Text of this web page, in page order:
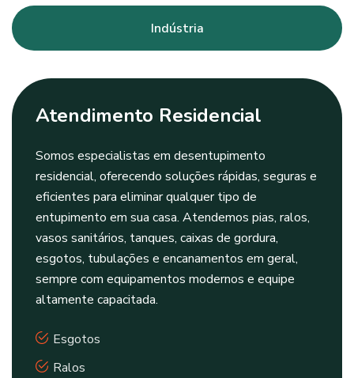
Indústria
Atendimento Residencial
Somos especialistas em desentupimento
residencial, oferecendo soluções rápidas, seguras e
eficientes para eliminar qualquer tipo de
entupimento em sua casa. Atendemos pias, ralos,
vasos sanitários, tanques, caixas de gordura,
esgotos, tubulações e encanamentos em geral,
sempre com equipamentos modernos e equipe
altamente capacitada.
Esgotos
Ralos